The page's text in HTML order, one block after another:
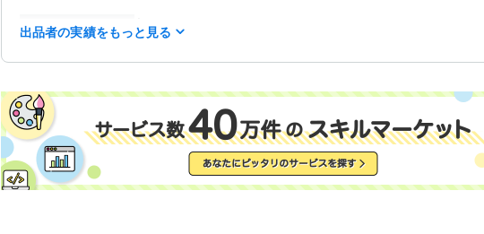
得意分野 占い
子育て
出品者の実績をもっと見る